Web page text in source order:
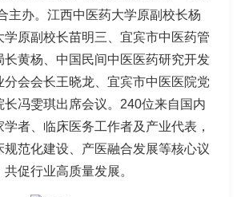
主办。江西中医药大学原副校长杨
学原副校长苗明三、宜宾市中医药管
长黄杨、中国民间中医医药研究开发
分会会长王晓龙、宜宾市中医医院党
长冯雯琪出席会议。240位来自国内
者、临床医务工作者及产业代表，
规范化建设、产医融合发展等核心议
促行业高质量发展。